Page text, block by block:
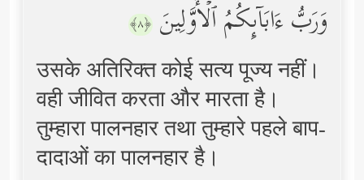
وَرَبُّ ءَابَاۤىِٕكُمُ ٱلۡأَوَّلِینَ ﴿٨﴾
उसके अतिरिक्त कोई सत्य पूज्य नहीं।
वही जीवित करता और मारता है।
तुम्हारा पालनहार तथा तुम्हारे पहले बाप-
दादाओं का पालनहार है।